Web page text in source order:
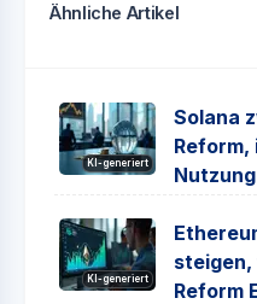
Ähnliche Artikel
KI-generiert
Solana
KI-generiert
Reform